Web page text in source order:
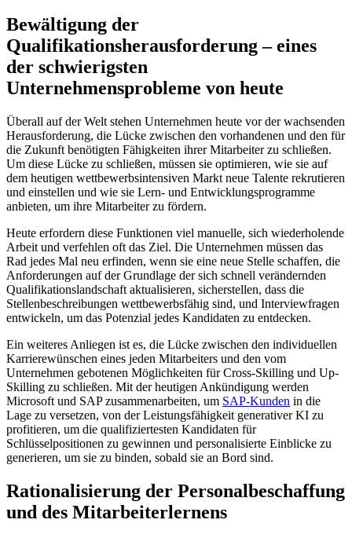
Bewältigung der
Qualifikationsherausforderung – eines
der schwierigsten
Unternehmensprobleme von heute
Überall auf der Welt stehen Unternehmen heute vor der wachsenden
Herausforderung, die Lücke zwischen den vorhandenen und den für
die Zukunft benötigten Fähigkeiten ihrer Mitarbeiter zu schließen.
Um diese Lücke zu schließen, müssen sie optimieren, wie sie auf
dem heutigen wettbewerbsintensiven Markt neue Talente rekrutieren
und einstellen und wie sie Lern- und Entwicklungsprogramme
anbieten, um ihre Mitarbeiter zu fördern.
Heute erfordern diese Funktionen viel manuelle, sich wiederholende
Arbeit und verfehlen oft das Ziel. Die Unternehmen müssen das
Rad jedes Mal neu erfinden, wenn sie eine neue Stelle schaffen, die
Anforderungen auf der Grundlage der sich schnell verändernden
Qualifikationslandschaft aktualisieren, sicherstellen, dass die
Stellenbeschreibungen wettbewerbsfähig sind, und Interviewfragen
entwickeln, um das Potenzial jedes Kandidaten zu entdecken.
Ein weiteres Anliegen ist es, die Lücke zwischen den individuellen
Karrierewünschen eines jeden Mitarbeiters und den vom
Unternehmen gebotenen Möglichkeiten für Cross-Skilling und Up-
Skilling zu schließen. Mit der heutigen Ankündigung werden
Microsoft und SAP zusammenarbeiten, um SAP-Kunden in die
Lage zu versetzen, von der Leistungsfähigkeit generativer KI zu
profitieren, um die qualifiziertesten Kandidaten für
Schlüsselpositionen zu gewinnen und personalisierte Einblicke zu
generieren, um sie zu binden, sobald sie an Bord sind.
Rationalisierung der Personalbeschaffung
und des Mitarbeiterlernens